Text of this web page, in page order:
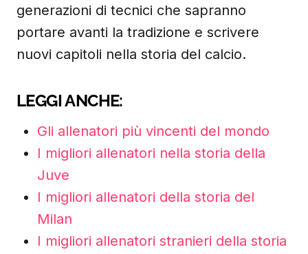
generazioni di tecnici che sapranno
portare avanti la tradizione e scrivere
nuovi capitoli nella storia del calcio.
LEGGI ANCHE:
Gli allenatori più vincenti del mondo
I migliori allenatori nella storia della
Juve
I migliori allenatori della storia del
Milan
I migliori allenatori stranieri della storia